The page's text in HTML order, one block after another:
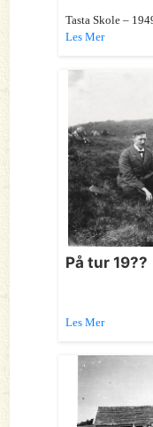
Tasta Skole –
Les Mer
På tur 19??
Les Mer